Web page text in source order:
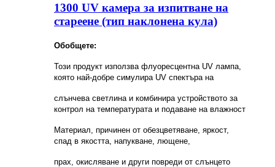
1300 UV камера за изпитване на
стареене (тип наклонена кула)
Обобщете:
Този продукт използва флуоресцентна UV лампа,
която най-добре симулира UV спектъра на
слънчева светлина и комбинира устройството за
контрол на температурата и подаване на влажност
Материал, причинен от обезцветяване, яркост,
спад в якостта, напукване, лющене,
прах, окисляване и други повреди от слънцето